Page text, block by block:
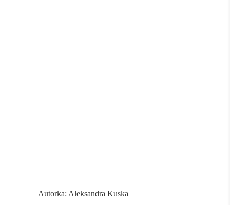
Autorka: Aleksandra Kuska